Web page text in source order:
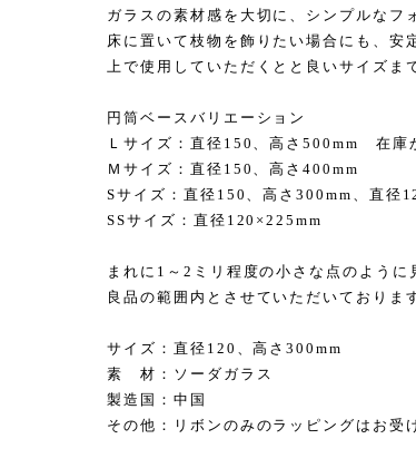
ガラスの素材感を大切に、シンプルなフ
床に置いて枝物を飾りたい場合にも、安
上で使用していただくとと良いサイズま
円筒ベースバリエーション
Ｌサイズ：直径150、高さ500mm 在庫
Ｍサイズ：直径150、高さ400mm
Sサイズ：直径150、高さ300mm、直径
SSサイズ：直径120×225mm
まれに1～2ミリ程度の小さな点のように
良品の範囲内とさせていただいておりま
サイズ：直径120、高さ300mm
素 材：ソーダガラス
製造国：中国
その他：リボンのみのラッピングはお受